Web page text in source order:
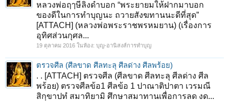
หลวงพ่อฤๅษีลิงดำบอก “พระยายมให้ฝากมาบอก
ของดีในการทำบุญนะ ถวายสังฆทานนะดีที่สุด”
[ATTACH] (หลวงพ่อพระราชพรหมยาน) (เรื่องการ
อุทิศส่วนกุศล...
19 ตุลาคม 2016 ในห้อง: บุญ-อานิสงส์การทำบุญ
ตรวจศีล (ศีลขาด ศีลทะลุ ศีลด่าง ศีลพร้อย)
. . [ATTACH] ตรวจศีล (ศีลขาด ศีลทะลุ ศีลด่าง ศีล
พร้อย) ตรวจศีลข้อ1 ศีลข้อ 1 ปาณาติปาตา เวรมณี
สิกฺขาปทํ สมาทิยามิ ศึกษาสมาทานเพื่อการลด งด...